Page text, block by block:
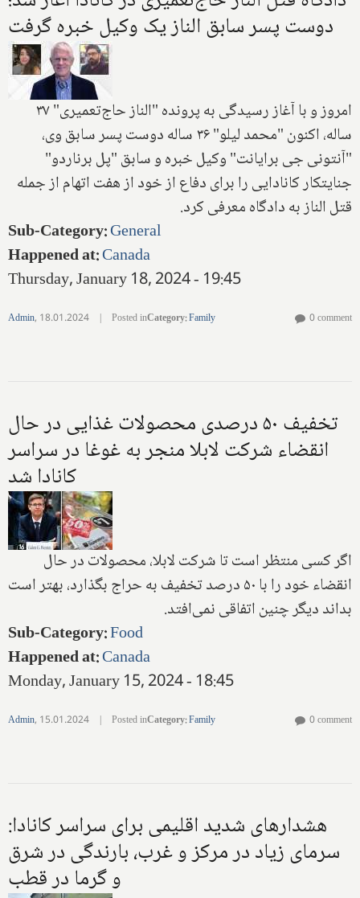
دوست پسر سابق الناز یک وکیل خبره گرفت
امروز و با آغاز رسیدگی به پرونده "الناز حاج‌تعمیری" ۳۷
ساله، اکنون "محمد لیلو" ۳۶ ساله دوست پسر سابق وی،
"آنتونی جی برایانت" وکیل خبره و سابق "پل برناردو"
جنایتکار کانادایی را برای دفاع از خود از هفت اتهام از جمله
قتل الناز به دادگاه معرفی کرد.
Sub-Category:General
Happened at:Canada
Thursday, January 18, 2024 - 19:45
Admin, 18.01.2024 | Posted inCategory:Family 0 comment
تخفیف ۵۰ درصدی محصولات غذایی در حال
انقضاء شرکت لابلا منجر به غوغا در سراسر
کانادا شد
اگر کسی منتظر است تا شرکت لابلا، محصولات در حال
انقضاء خود را با ۵۰ درصد تخفیف به حراج بگذارد، بهتر است
بداند دیگر چنین اتفاقی نمی‌افتد.
Sub-Category:Food
Happened at:Canada
Monday, January 15, 2024 - 18:45
Admin, 15.01.2024 | Posted inCategory:Family 0 comment
هشدارهای شدید اقلیمی برای سراسر کانادا:
سرمای زیاد در مرکز و غرب، بارندگی در شرق
و گرما در قطب